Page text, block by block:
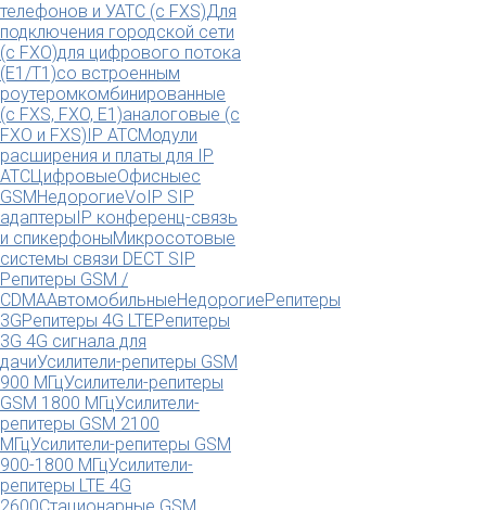
телефонов и УАТС (с FXS)Для
подключения городской сети
(с FXO)для цифрового потока
(E1/T1)со встроенным
роутеромкомбинированные
(c FXS, FXO, E1)аналоговые (с
FXO и FXS)IP АТСМодули
расширения и платы для IP
АТСЦифровыеОфисныес
GSMНедорогиеVoIP SIP
адаптерыIP конференц-связь
и спикерфоныМикросотовые
системы связи DECT SIP
Репитеры GSM /
CDMAАвтомобильныеНедорогиеРепитеры
3GРепитеры 4G LTEРепитеры
3G 4G сигнала для
дачиУсилители-репитеры GSM
900 МГцУсилители-репитеры
GSM 1800 МГцУсилители-
репитеры GSM 2100
МГцУсилители-репитеры GSM
900-1800 МГцУсилители-
репитеры LTE 4G
2600Стационарные GSM